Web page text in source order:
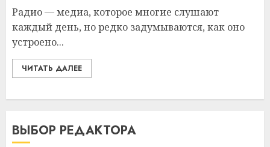
Радио — медиа, которое многие слушают
каждый день, но редко задумываются, как оно
устроено...
ЧИТАТЬ ДАЛЕЕ
ВЫБОР РЕДАКТОРА